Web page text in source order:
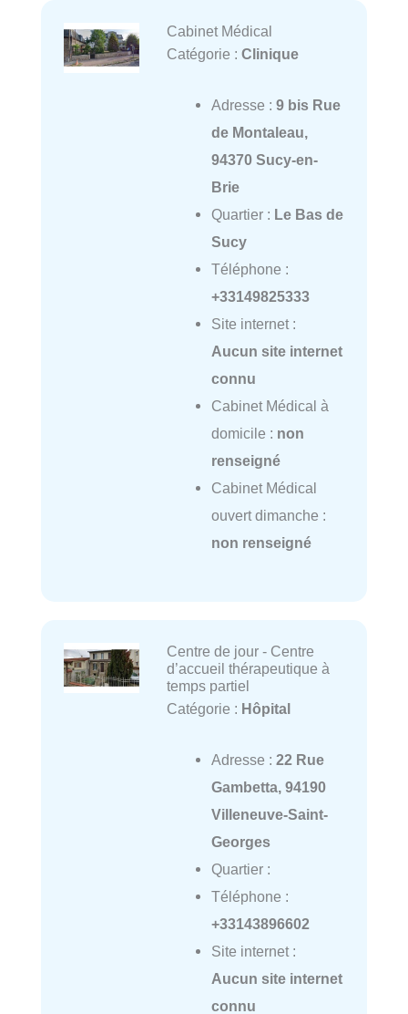
Cabinet Médical
Catégorie : Clinique
Adresse : 9 bis Rue
de Montaleau,
94370 Sucy-en-
Brie
Quartier : Le Bas de
Sucy
Téléphone :
+33149825333
Site internet :
Aucun site internet
connu
Cabinet Médical à
domicile : non
renseigné
Cabinet Médical
ouvert dimanche :
non renseigné
Centre de jour - Centre
d’accueil thérapeutique à
temps partiel
Catégorie : Hôpital
Adresse : 22 Rue
Gambetta, 94190
Villeneuve-Saint-
Georges
Quartier :
Téléphone :
+33143896602
Site internet :
Aucun site internet
connu